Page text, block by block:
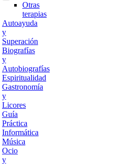
Otras
terapias
Autoayuda
y
Superación
Biografías
y
Autobiografías
Espiritualidad
Gastronomía
y
Licores
Guía
Práctica
Informática
Música
Ocio
y